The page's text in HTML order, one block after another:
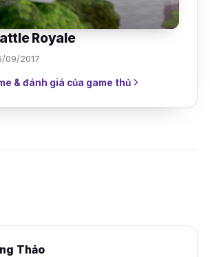
Royale
09/2017
& đánh giá của game thủ
Thảo